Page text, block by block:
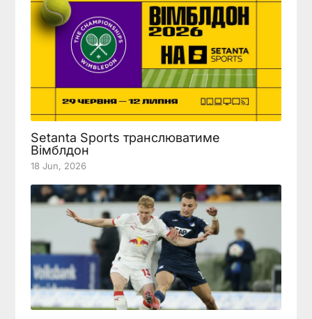
Setanta Sports транслюватиме
Вімблдон
18 Jun, 2026